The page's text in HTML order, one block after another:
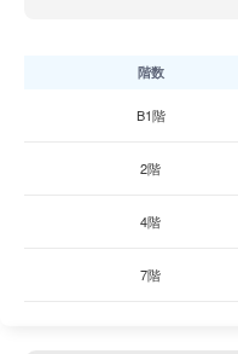
階数
B1階
2階
4階
7階